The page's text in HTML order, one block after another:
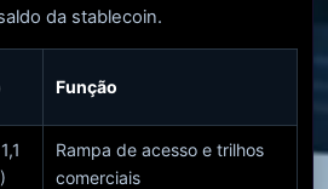
da stablecoin.
Função
Rampa de acesso e trilhos
comerciais